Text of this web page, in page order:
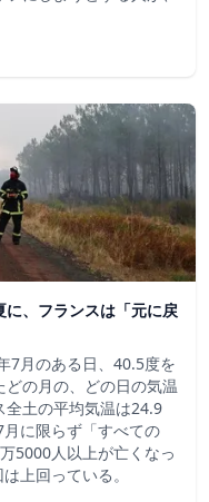
、フランスは「元に戻
7月のある日、40.5度を
の月の、どの日の気温
全土の平均気温は24.9
に限らず「すべての
5000人以上が亡くなっ
上回っている。